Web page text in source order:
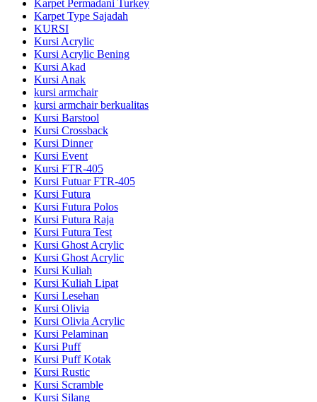
Karpet Permadani Turkey
Karpet Type Sajadah
KURSI
Kursi Acrylic
Kursi Acrylic Bening
Kursi Akad
Kursi Anak
kursi armchair
kursi armchair berkualitas
Kursi Barstool
Kursi Crossback
Kursi Dinner
Kursi Event
Kursi FTR-405
Kursi Futuar FTR-405
Kursi Futura
Kursi Futura Polos
Kursi Futura Raja
Kursi Futura Test
Kursi Ghost Acrylic
Kursi Ghost Acrylic
Kursi Kuliah
Kursi Kuliah Lipat
Kursi Lesehan
Kursi Olivia
Kursi Olivia Acrylic
Kursi Pelaminan
Kursi Puff
Kursi Puff Kotak
Kursi Rustic
Kursi Scramble
Kursi Silang